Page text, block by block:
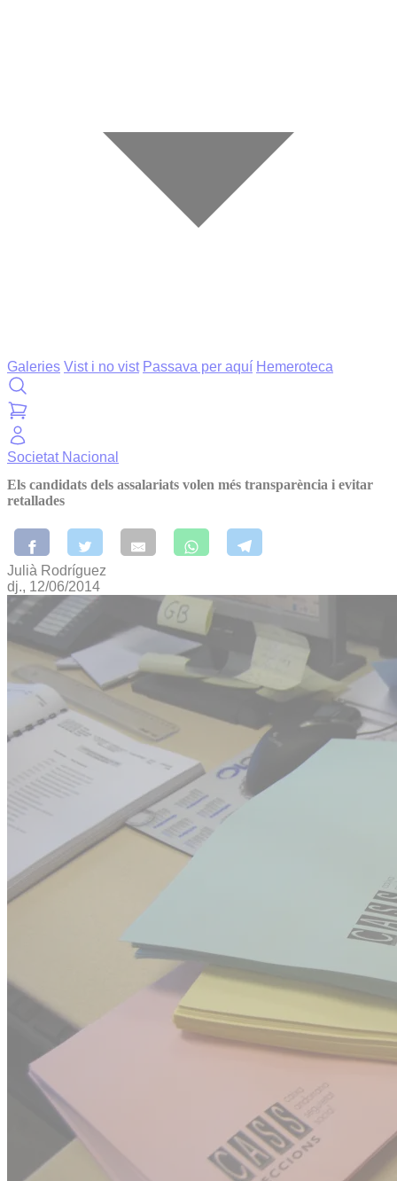
Galeries Vist i no vist Passava per aquí Hemeroteca
Societat Nacional
Els candidats dels assalariats volen més transparència i evitar
retallades
Julià Rodríguez
dj., 12/06/2014